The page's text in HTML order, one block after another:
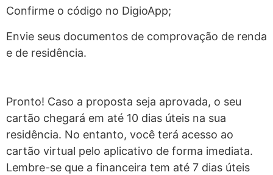
Confirme o código no DigioApp;
Envie seus documentos de comprovação de renda
e de residência.
Pronto! Caso a proposta seja aprovada, o seu
cartão chegará em até 10 dias úteis na sua
residência. No entanto, você terá acesso ao
cartão virtual pelo aplicativo de forma imediata.
Lembre-se que a financeira tem até 7 dias úteis